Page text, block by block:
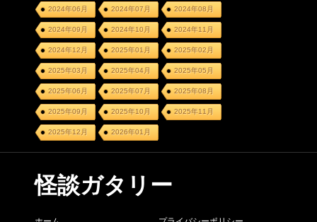
2024年06月 2024年07月 2024年08月
2024年09月 2024年10月 2024年11月
2024年12月 2025年01月 2025年02月
2025年03月 2025年04月 2025年05月
2025年06月 2025年07月 2025年08月
2025年09月 2025年10月 2025年11月
2025年12月 2026年01月
怪談ガタリー